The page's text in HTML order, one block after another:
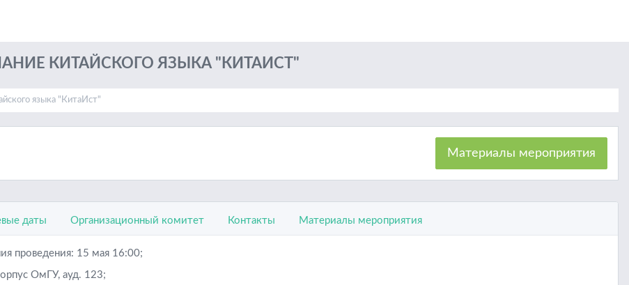
КИТАЙСКОГО ЯЗЫКА "КИТАИСТ"
языка "КитаИст"
Материалы мероприятия
даты Организационный комитет Контакты Материалы мероприятия
проведения: 15 мая 16:00;
ОмГУ, ауд. 123;